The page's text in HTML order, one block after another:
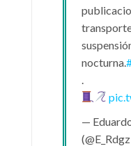
nocturna.
—